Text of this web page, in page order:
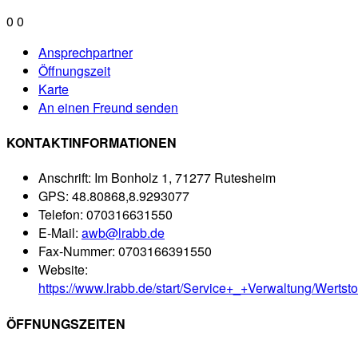
0 0
Ansprechpartner
Öffnungszeit
Karte
An einen Freund senden
KONTAKTINFORMATIONEN
Anschrift: Im Bonholz 1, 71277 Rutesheim
GPS: 48.80868,8.9293077
Telefon: 070316631550
E-Mail: awb@lrabb.de
Fax-Nummer: 0703166391550
Website:
https://www.lrabb.de/start/Service+_+Verwaltung/
ÖFFNUNGSZEITEN